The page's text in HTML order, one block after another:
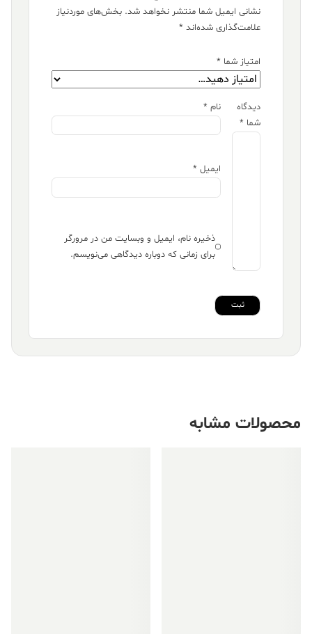
نشانی ایمیل شما منتشر نخواهد شد. بخش‌های موردنیاز
علامت‌گذاری شده‌اند *
امتیاز شما *
دیدگاه
شما *
نام *
ایمیل *
ذخیره نام، ایمیل و وبسایت من در مرورگر
برای زمانی که دوباره دیدگاهی می‌نویسم.
محصولات مشابه